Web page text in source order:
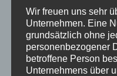
stets für den Erfolg
unserer Schule,
damit die Zukunft des
maßgeblich.
Wir freuen uns sehr
Unternehmen. Eine
grundsätzlich ohne
personenbezogener
betroffene Person
Unternehmens über